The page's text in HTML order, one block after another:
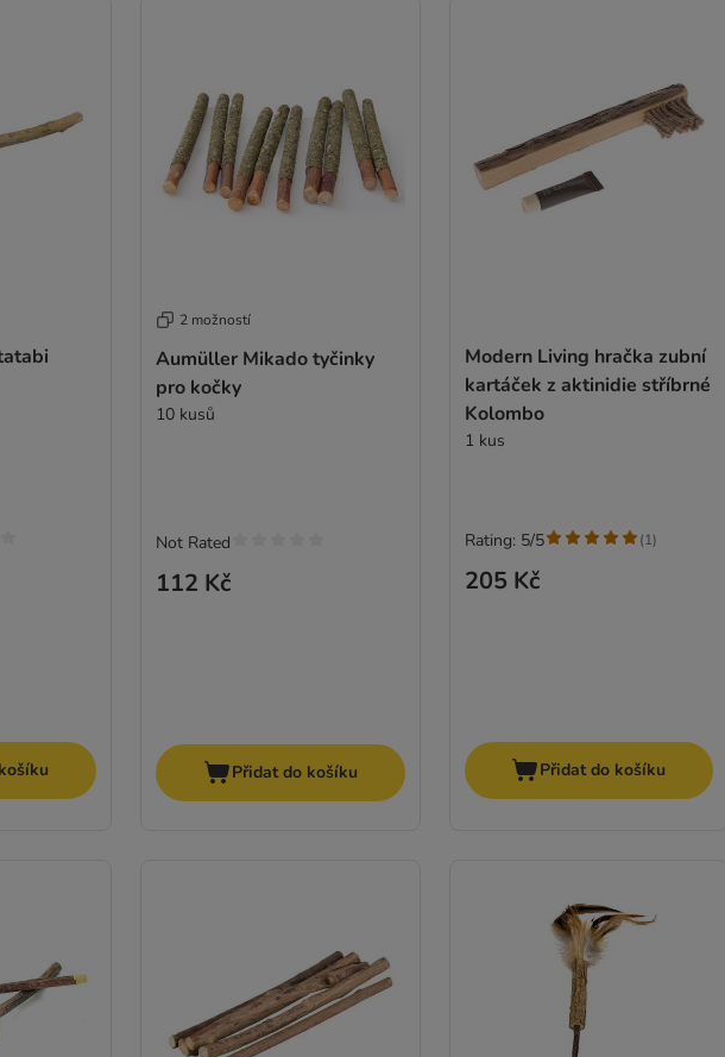
2 možností
Aumüller Mikado tyčinky
pro kočky
10 kusů
112 Kč
Not Rated
Přidat do košíku
Modern Living hračka zubní
kartáček z aktinidie stříbrné
Kolombo
1 kus
205 Kč
Rating: 5/5 (1)
Přidat do košíku